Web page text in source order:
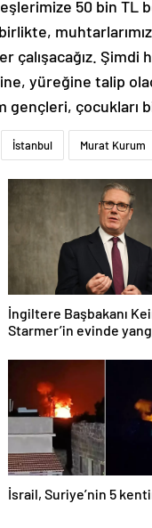
50 bin TL
çalışacağız.
yüreğine talip
gençleri, çocukları
İstanbul Murat Kurum
İngiltere Başbakanı
Starmer’in evinde
İsrail, Suriye’nin 5